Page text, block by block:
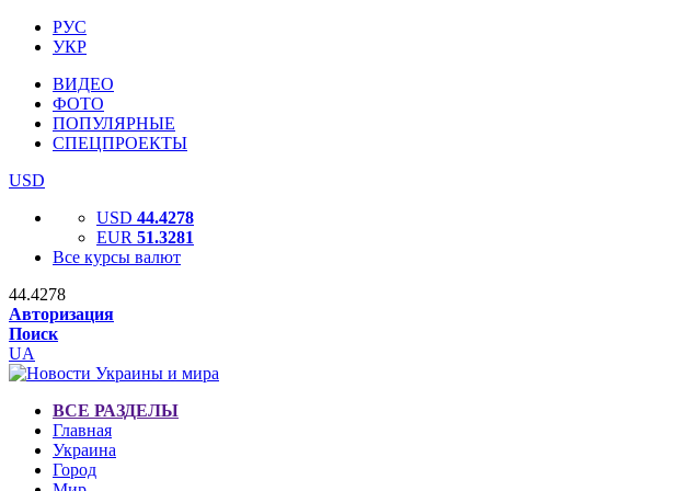
РУС
УКР
ВИДЕО
ФОТО
ПОПУЛЯРНЫЕ
СПЕЦПРОЕКТЫ
USD
USD 44.4278
EUR 51.3281
Все курсы валют
44.4278
Авторизация
Поиск
UA
ВСЕ РАЗДЕЛЫ
Главная
Украина
Город